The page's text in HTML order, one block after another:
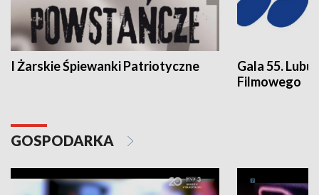
I Żarskie Śpiewanki Patriotyczne
Gala 55.
Filmowego
GOSPODARKA